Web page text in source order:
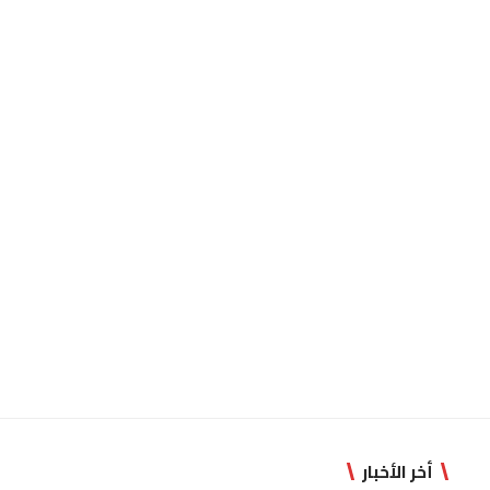
أخر الأخبار